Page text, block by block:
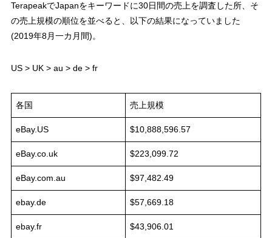
TerapeakでJapanをキーワードに30日間の売上を調査した所、そ
の売上規模の順位を並べると、以下の結果になっていました
(2019年8月一カ月間)。
US > UK > au > de > fr
各国 売上規模
eBay.US $10,888,596.57
eBay.co.uk $223,099.72
eBay.com.au $97,482.49
ebay.de $57,669.18
ebay.fr $43,906.01